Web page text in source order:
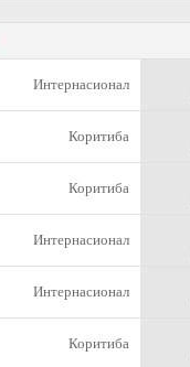
Интернасионал
Коритиба
Коритиба
Интернасионал
Интернасионал
Коритиба